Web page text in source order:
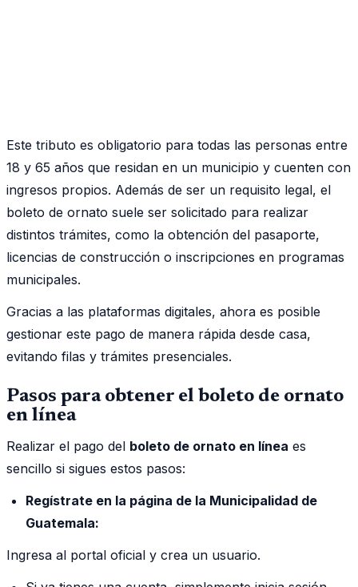
Este tributo es obligatorio para todas las personas entre
18 y 65 años que residan en un municipio y cuenten con
ingresos propios. Además de ser un requisito legal, el
boleto de ornato suele ser solicitado para realizar
distintos trámites, como la obtención del pasaporte,
licencias de construcción o inscripciones en programas
municipales.
Gracias a las plataformas digitales, ahora es posible
gestionar este pago de manera rápida desde casa,
evitando filas y trámites presenciales.
Pasos para obtener el boleto de ornato
en línea
Realizar el pago del boleto de ornato en línea es
sencillo si sigues estos pasos:
Regístrate en la página de la Municipalidad de
Guatemala:
Ingresa al portal oficial y crea un usuario.